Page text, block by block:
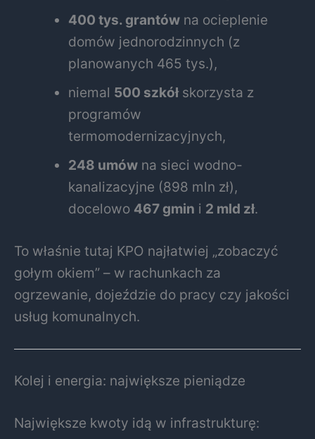
400 tys. grantów na ocieplenie
domów jednorodzinnych (z
planowanych 465 tys.),
niemal 500 szkółskorzysta z
programów
termomodernizacyjnych,
248 umów na sieci wodno-
kanalizacyjne (898 mln zł),
docelowo 467 gmin i 2 mld zł.
To właśnie tutaj KPO najłatwiej „zobaczyć
gołym okiem” – w rachunkach za
ogrzewanie, dojeździe do pracy czy jakości
usług komunalnych.
Kolej i energia: największe pieniądze
Największe kwoty idą w infrastrukturę: